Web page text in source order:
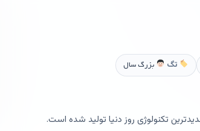
تگ بزرگ سال
تکنولوژی روز دنیا تولید شده است.